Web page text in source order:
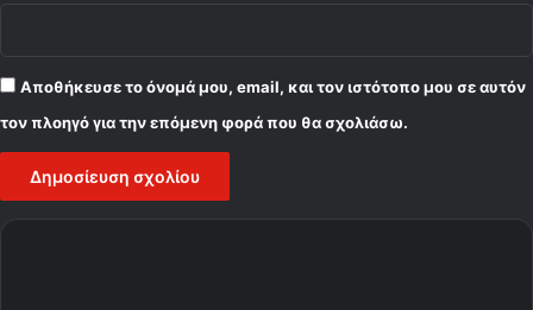
Αποθήκευσε το όνομά μου, email, και τον ιστότοπο μου σε αυτόν
τον πλοηγό για την επόμενη φορά που θα σχολιάσω.